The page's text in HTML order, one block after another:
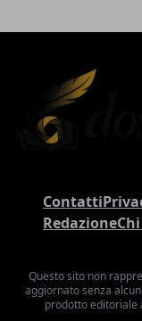
Contatti
Redazione
Questo sito non
aggiornato senza
prodotto editoriale